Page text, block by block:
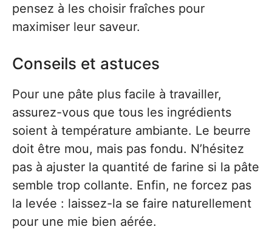
pensez à les choisir fraîches pour
maximiser leur saveur.
Conseils et astuces
Pour une pâte plus facile à travailler,
assurez-vous que tous les ingrédients
soient à température ambiante. Le beurre
doit être mou, mais pas fondu. N’hésitez
pas à ajuster la quantité de farine si la pâte
semble trop collante. Enfin, ne forcez pas
la levée : laissez-la se faire naturellement
pour une mie bien aérée.